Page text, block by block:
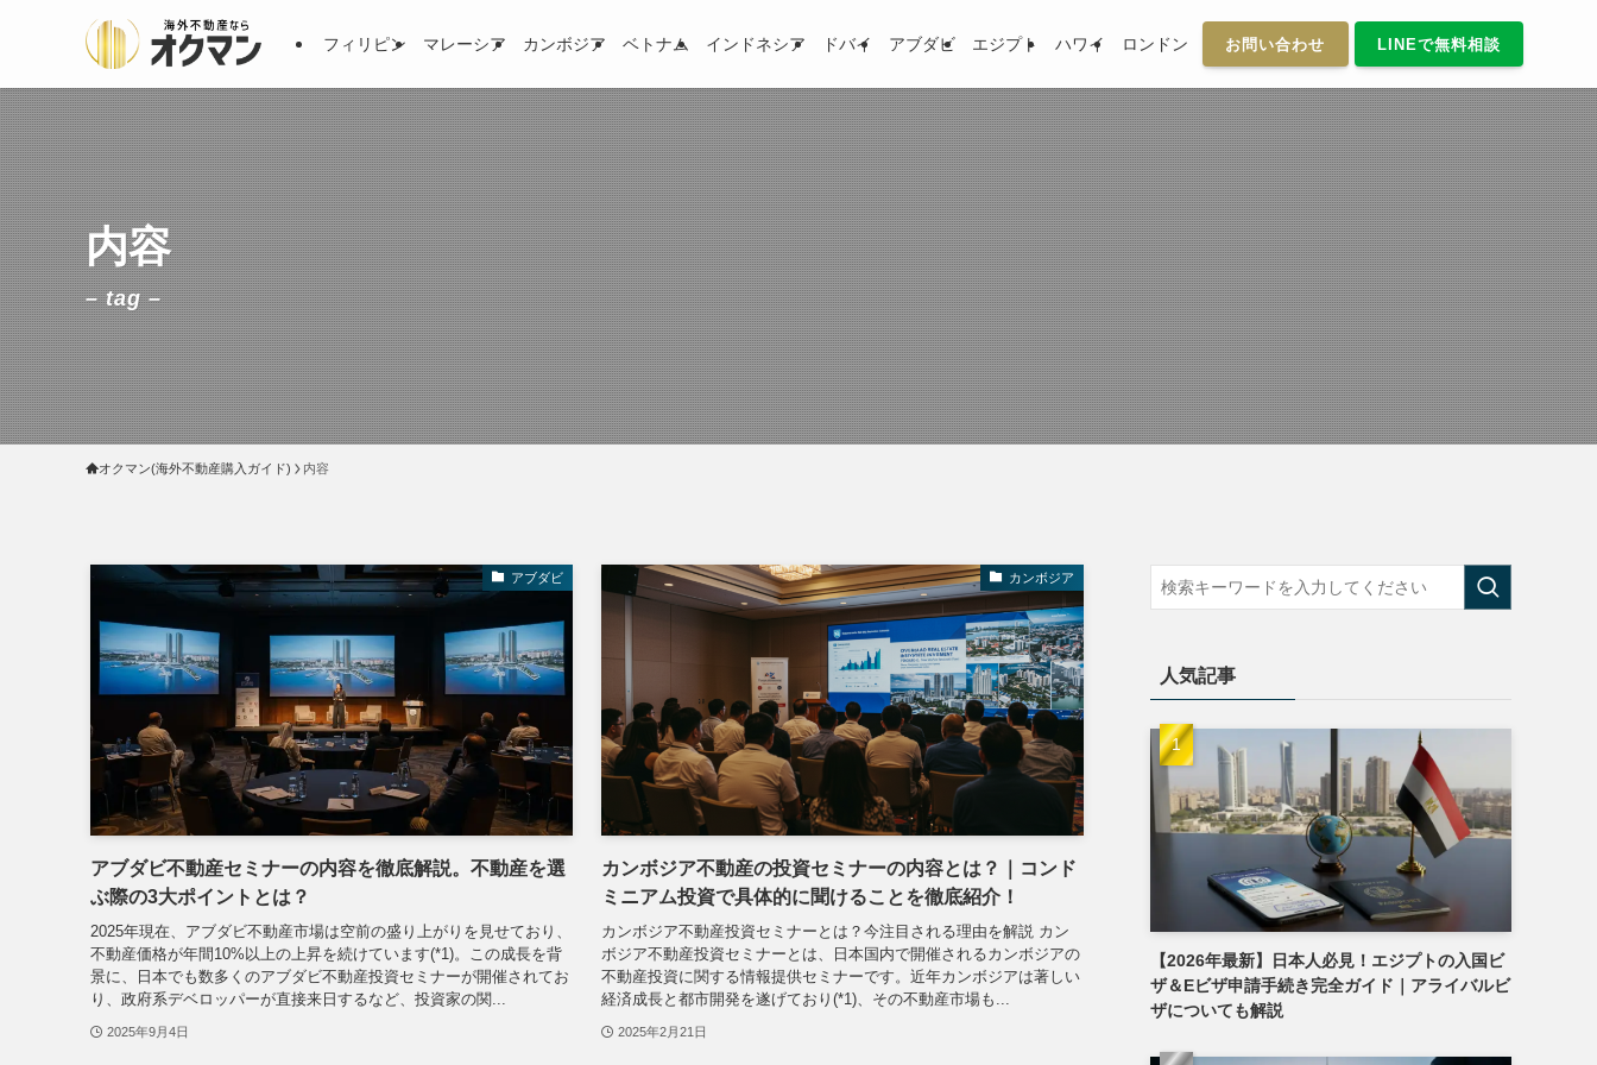
フィリピン マレーシア カンボジア ベトナム インドネシア ドバイ アブダビ エジプト ハワイ ロンドン お問い合わせ LINEで無料相談
内容
– tag –
オクマン(海外不動産購入ガイド) 内容
アブダビ
アブダビ不動産セミナーの内容を徹底解説。不動産を選
ぶ際の3大ポイントとは？
2025年現在、アブダビ不動産市場は空前の盛り上がりを見せており、
不動産価格が年間10%以上の上昇を続けています(*1)。この成長を背
景に、日本でも数多くのアブダビ不動産投資セミナーが開催されてお
り、政府系デベロッパーが直接来日するなど、投資家の関...
2025年9月4日
カンボジア
カンボジア不動産の投資セミナーの内容とは？｜コンド
ミニアム投資で具体的に聞けることを徹底紹介！
カンボジア不動産投資セミナーとは？今注目される理由を解説 カン
ボジア不動産投資セミナーとは、日本国内で開催されるカンボジアの
不動産投資に関する情報提供セミナーです。近年カンボジアは著しい
経済成長と都市開発を遂げており(*1)、その不動産市場も...
2025年2月21日
人気記事
【2026年最新】日本人必見！エジプトの入国ビ
ザ＆Eビザ申請手続き完全ガイド｜アライバルビ
ザについても解説